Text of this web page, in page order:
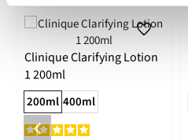
Clinique Clarifying Lotion
1 200ml
200ml 400ml